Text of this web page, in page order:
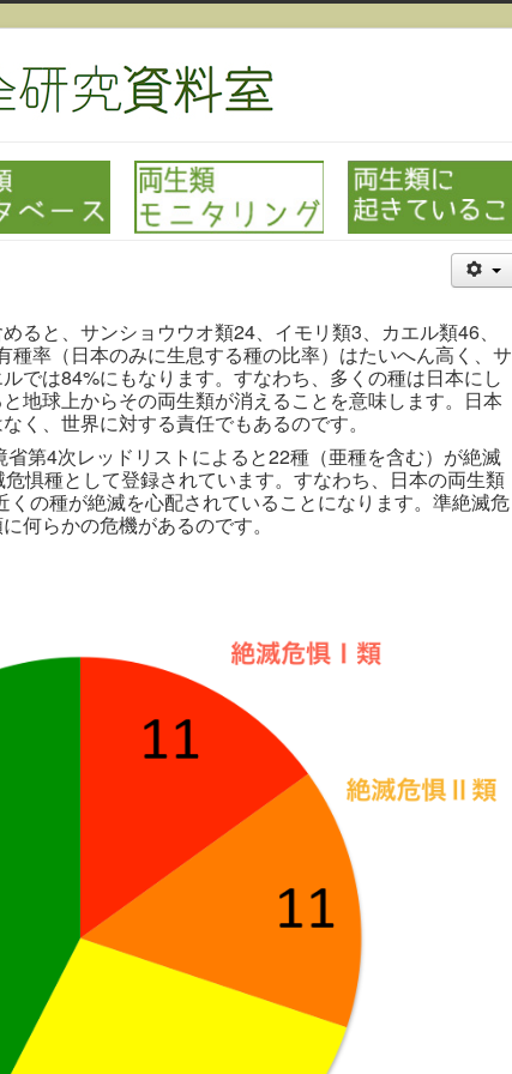
ると、サンショウウオ類24、イモリ類3、カエル類46、
率（日本のみに生息する種の比率）はたいへん高く、サ
では84%にもなります。すなわち、多くの種は日本にし
地球上からその両生類が消えることを意味します。日本
く、世界に対する責任でもあるのです。
第4次レッドリストによると22種（亜種を含む）が絶滅
惧種として登録されています。すなわち、日本の両生類
の種が絶滅を心配されていることになります。準絶滅危
何らかの危機があるのです。